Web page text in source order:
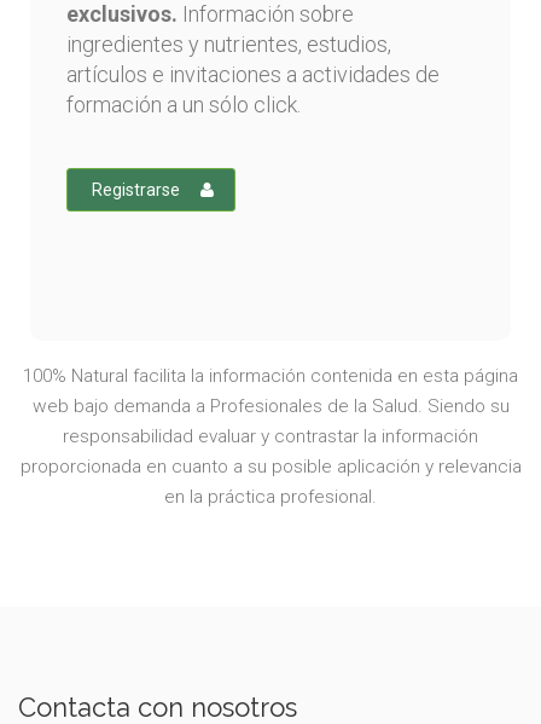
exclusivos. Información sobre
ingredientes y nutrientes, estudios,
artículos e invitaciones a actividades de
formación a un sólo click.
Registrarse
100% Natural facilita la información contenida en esta página
web bajo demanda a Profesionales de la Salud. Siendo su
responsabilidad evaluar y contrastar la información
proporcionada en cuanto a su posible aplicación y relevancia
en la práctica profesional.
Contacta con nosotros